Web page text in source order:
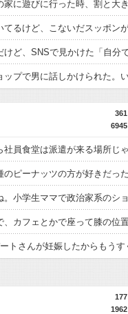
361
6945
のピーナッツの方が好きだった
177
1962